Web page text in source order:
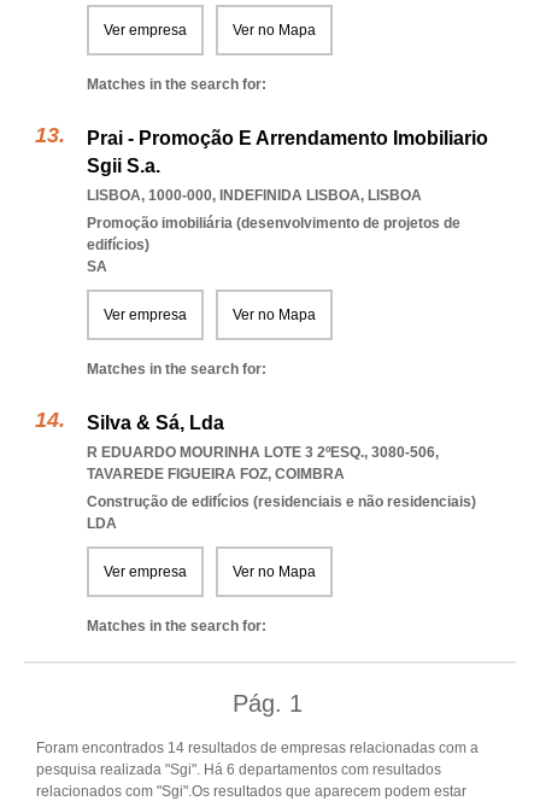
Ver empresa Ver no Mapa
Matches in the search for:
Prai - Promoção E Arrendamento Imobiliario
Sgii S.a.
LISBOA, 1000-000, INDEFINIDA LISBOA, LISBOA
Promoção imobiliária (desenvolvimento de projetos de
edifícios)
SA
Ver empresa Ver no Mapa
Matches in the search for:
Silva & Sá, Lda
R EDUARDO MOURINHA LOTE 3 2ºESQ., 3080-506,
TAVAREDE FIGUEIRA FOZ, COIMBRA
Construção de edifícios (residenciais e não residenciais)
LDA
Ver empresa Ver no Mapa
Matches in the search for:
Pág. 1
Foram encontrados 14 resultados de empresas relacionadas com a
pesquisa realizada "Sgi". Há 6 departamentos com resultados
relacionados com "Sgi".Os resultados que aparecem podem estar